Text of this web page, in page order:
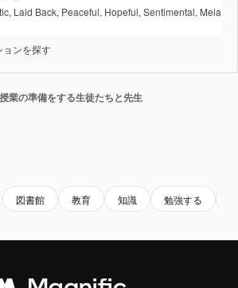
, Laid Back, Peaceful, Hopeful, Sentimental,
ョンを探す
業の準備をする生徒たちと先生
図書館 教育 知識 勉強する